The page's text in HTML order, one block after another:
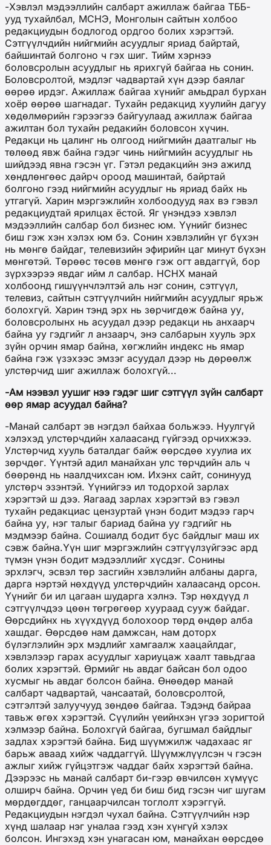
-Хэвлэл мэдээллийн салбарт ажиллаж байгаа ТББ-
ууд тухайлбал, МСНЭ, Монголын сайтын холбоо
редакциудын бодлогод ордгоо болих хэрэгтэй.
Сэтгүүлчдийн нийгмийн асуудлыг яриад байртай,
байшинтай болгоно ч гэх шиг. Тийм хэрнээ
боловсролын асуудлыг нь ярихгүй байгаа нь сонин.
Боловсролтой, мэдлэг чадвартай хүн дээр баялаг
өөрөө ирдэг. Ажиллаж байгаа хүнийг амьдрал бурхан
хоёр өөрөө шагнадаг. Тухайн редакцид хуулийн дагуу
хөдөлмөрийн гэрээгээ байгуулаад ажиллаж байгаа
ажилтан бол тухайн редакийн боловсон хүчин.
Редакци нь цалинг нь олгоод нийгмийн даатгалыг нь
төлөөд явж байна гэдэг чинь нийгмийн асуудлыг нь
шийдээд явна гэсэн үг. Гэтэл редакцийн энэ ажилд
хөндлөнгөөс дайрч ороод машинтай, байртай
болгоно гээд нийгмийн асуудлыг нь яриад байх нь
утгагүй. Харин мэргэжлийн холбоодууд яах вэ гэвэл
редакциудтай ярилцах ёстой. Яг үнэндээ хэвлэл
мэдээллийн салбар бол бизнес юм. Үүнийг бизнес
биш гэж хэн хэлэх юм бэ. Сонин хэвлэлийн үг бүхэн
нь мөнгө байдаг, телевизийн эфирийн цаг минут бүхэн
мөнгөтэй. Төрөөс төсөв мөнгө гэж огт авдаггүй, бор
зүрхээрээ явдаг ийм л салбар. НСНХ манай
холбоонд гишүүнчлэлтэй аль нэг сонин, сэтгүүл,
телевиз, сайтын сэтгүүлчийн нийгмийн асуудлыг ярьж
болохгүй. Харин тэнд эрх нь зөрчигдөж байна уу,
боловсролынх нь асуудал дээр редакци нь анхаарч
байна уу гэдгийг л анзаарч, энэ салбарын хууль эрх
зүйн орчин ямар байна, хөгжлийн индекс нь ямар
байна гэж үзэхээс эмзэг асуудал дээр нь дөрөөлж
улстөрчид шиг ажиллаж болохгүй...
-Ам нээвэл уушиг нээ гэдэг шиг сэтгүүл зүйн салбарт
өөр ямар асуудал байна?
-Манай салбарт эв нэгдэл байхаа больжээ. Нуулгүй
хэлэхэд улстөрчдийн халаасанд гүйгээд орчихжээ.
Улстөрчид хууль баталдаг байж өөрсдөө хуулиа их
зөрчдөг. Үүнтэй адил манайхан улс төрчдийн аль ч
бөөрөнд нь наалдчихсан юм. Ихэнх сайт, сонинууд
улстөрч эзэнтэй. Үүнийгээ ил тодорхой зарлах
хэрэгтэй ш дээ. Яагаад зарлах хэрэгтэй вэ гэвэл
тухайн редакциас цензуртай үнэн бодит мэдээ гарч
байна уу, нэг талыг бариад байна уу гэдгийг нь
мэдмээр байна. Сошиалд бодит бус байдлыг маш их
сэвж байна.Үүн шиг мэргэжлийн сэтгүүлзүйгээс ард
түмэн үнэн бодит мэдээллийг хүсдэг. Сонины
эрхлэгч, эсвэл төр засгийн хэвлэлийн албаны дарга,
дарга нэртэй нөхдүүд улстөрчдийн халаасанд орсон.
Үүнийг би ил цагаан шударга хэлнэ. Тэр нөхдүүд л
сэтгүүлчдээ цөөн төгрөгөөр хуураад сууж байдаг.
Өөрсдийнх нь хүүхдүүд болохоор төрд өндөр алба
хашдаг. Өөрсдөө нам дамжсан, нам доторх
бүлэглэлийн эрх мэдлийг хамгаалж хаацайлдаг,
хэвлэлээр гарах асуудлыг хариуцаж хаалт тавьдгаа
болих хэрэгтэй. Өрмийг нь авдаг байсан бол одоо
хусмыг нь авдаг болсон байна. Өнөөдөр манай
салбарт чадвартай, чансаатай, боловсролтой,
сэтгэлтэй залуучууд зөндөө байгаа. Тэдэнд байраа
тавьж өгөх хэрэгтэй. Сүүлийн үеийнхэн үгээ зоригтой
хэлмээр байна. Болохгүй байгаа, бугшмал байдлыг
задлах хэрэгтэй байна. Бид шүүмжилж чадахаас яг
барьж аваад хийж чаддаггүй. Шүүмжлүүлсэн ч гэсэн
ажлыг хийж гүйцэтгэж чаддаг байх хэрэгтэй байна.
Дээрээс нь манай салбарт би-гээр өвчилсөн хүмүүс
олширч байна. Орчин үед би биш бид гэсэн чиг шугам
мөрдөгддөг, ганцаарчилсан тоглолт хэрэггүй.
Редакциудын нэгдэл чухал байна. Сэтгүүлчийн нэр
хүнд шалаар нэг уналаа гээд хэн хүнгүй хэлэх
болсон. Ингэхэд хэн унагасан юм, манайхан өөрсдөө